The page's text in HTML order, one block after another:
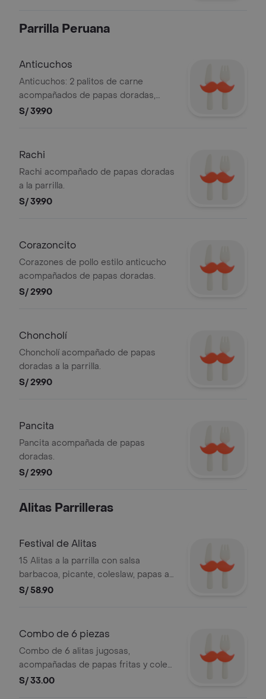
Parrilla Peruana
Anticuchos
Anticuchos: 2 palitos de carne
acompañados de papas doradas,
choclo y salsas.
S/ 39.90
Rachi
Rachi acompañado de papas doradas
a la parrilla.
S/ 39.90
Corazoncito
Corazones de pollo estilo anticucho
acompañados de papas doradas.
S/ 29.90
Choncholí
Choncholí acompañado de papas
doradas a la parrilla.
S/ 29.90
Pancita
Pancita acompañada de papas
doradas.
S/ 29.90
Alitas Parrilleras
Festival de Alitas
15 Alitas a la parrilla con salsa
barbacoa, picante, coleslaw, papas a
elección
S/ 58.90
Combo de 6 piezas
Combo de 6 alitas jugosas,
acompañadas de papas fritas y cole
slaw.
S/ 33.00